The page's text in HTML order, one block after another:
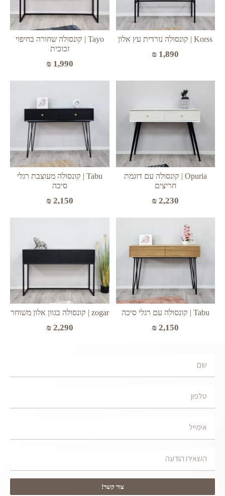
Korss | קונסולה נורדית עץ אלון
₪ 1,890
Tayo | קונסולה שחורה בחיפוי
זכוכית
₪1,990
Opuria | קונסולה עם דוגמת
חריצים
₪ 2,230
Tabu | קונסולה מעוצבת רגלי
סיכה
₪2,150
Tabu | קונסולה עם רגלי סיכה
₪ 2,150
zogar | קונסולה בגוון אלון משוחר
₪2,290
צור קשר!